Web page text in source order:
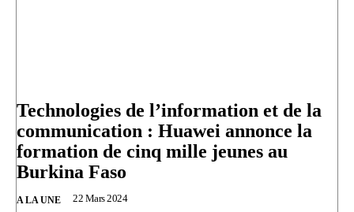
Technologies de l’information et de la
communication : Huawei annonce la
formation de cinq mille jeunes au
Burkina Faso
A LA UNE 22 Mars 2024